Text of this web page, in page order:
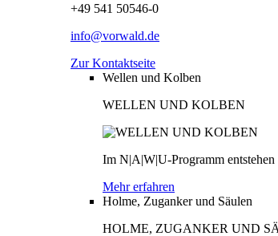
+49 541 50546-0
info@vorwald.de
Zur Kontaktseite
Wellen und Kolben
WELLEN UND KOLBEN
Im N|A|W|U-Programm
Mehr erfahren
Holme, Zuganker und Säulen
HOLME, ZUGANKER UND